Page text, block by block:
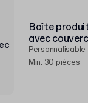
Boîte
avec
Personnalisable
Min. 30 pièces